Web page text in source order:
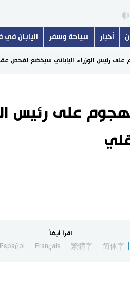
أخبار سياحة وسفر اليابان في
على رئيس الوزراء الياباني سيخضع لفحص
على رئيس
اقرأ أيضاً
简体字
繁體字
Français
Español